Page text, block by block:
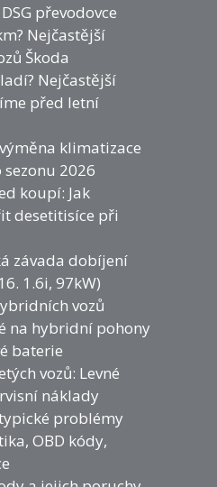
převodovce
Nejčastější
Škoda
Nejčastější
před letní
klimatizace
2026
koupí: Jak
desetitisíce při
závada dobíjení
1.6i, 97kW)
vozů
na hybridní pohony
baterie
vozů: Levné
náklady
problémy
OBD kódy,